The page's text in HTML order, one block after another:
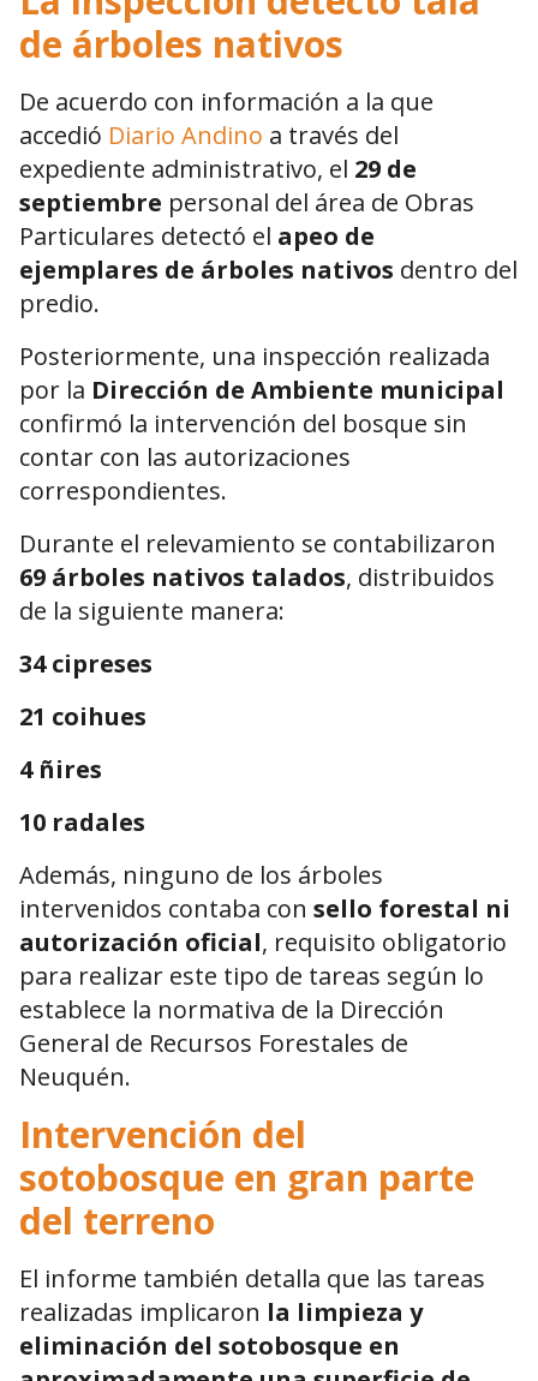
de árboles nativos
De acuerdo con información a la que
accedió Diario Andino a través del
expediente administrativo, el 29 de
septiembre personal del área de Obras
Particulares detectó el apeo de
ejemplares de árboles nativos dentro del
predio.
Posteriormente, una inspección realizada
por la Dirección de Ambiente municipal
confirmó la intervención del bosque sin
contar con las autorizaciones
correspondientes.
Durante el relevamiento se contabilizaron
69 árboles nativos talados, distribuidos
de la siguiente manera:
34 cipreses
21 coihues
4 ñires
10 radales
Además, ninguno de los árboles
intervenidos contaba con sello forestal ni
autorización oficial, requisito obligatorio
para realizar este tipo de tareas según lo
establece la normativa de la Dirección
General de Recursos Forestales de
Neuquén.
Intervención del
sotobosque en gran parte
del terreno
El informe también detalla que las tareas
realizadas implicaron la limpieza y
eliminación del sotobosque en